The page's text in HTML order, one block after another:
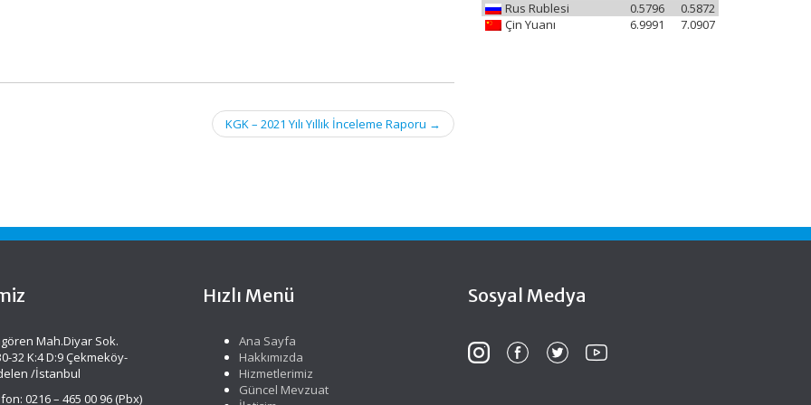
KGK – 2021 Yılı Yıllık İnceleme Raporu →
Rus Rublesi
0.5872
0.5796
Çin Yuanı
7.0907
6.9991
Mah.Diyar Sok.
32 K:4 D:9 Çekmeköy-
/İstanbul
0216 – 465 00 96 (Pbx)
Hızlı Menü
Ana Sayfa
Hakkımızda
Hizmetlerimiz
Güncel Mevzuat
Sosyal Medya